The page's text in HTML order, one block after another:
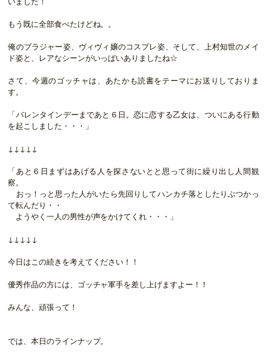
いました！
もう既に全部食べたけどね。。
俺のブラジャー姿、ヴィヴィ嬢のコスプレ姿、そして、上村知世のメイ
ド姿と、レアなシーンがいっぱいありましたね☆
さて、今週のゴッチャは、あたかも読書をテーマにお送りしておりま
す。
「バレンタインデーまであと６日。恋に恋する乙女は、ついにある行動
を起こしました・・・」
↓↓↓↓↓
「あと６日まずはあげる人を探さないとと思って街に繰り出し人間観
察。
おっ！っと思った人がいたら先回りしてハンカチ落としたりぶつかっ
て転んだり・・
ようやく一人の男性が声をかけてくれ・・・」
↓↓↓↓↓
今日はこの続きを考えてください！！
優秀作品の方には、ゴッチャ軍手を差し上げますよー！！
みんな、頑張って！
では、本日のラインナップ。